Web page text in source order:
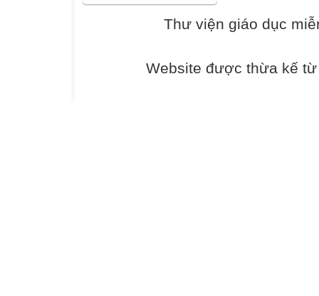
Thư viện giáo dục
Website được thừa kế